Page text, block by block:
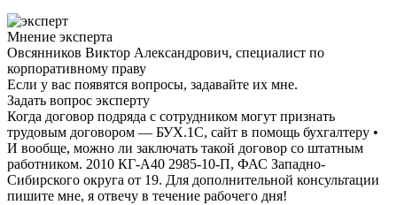
Мнение эксперта
Овсянников Виктор Александрович, специалист по
корпоративному праву
Если у вас появятся вопросы, задавайте их мне.
Задать вопрос эксперту
Когда договор подряда с сотрудником могут признать
трудовым договором — БУХ.1С, сайт в помощь бухгалтеру •
И вообще, можно ли заключать такой договор со штатным
работником. 2010 КГ-А40 2985-10-П, ФАС Западно-
Сибирского округа от 19. Для дополнительной консультации
пишите мне, я отвечу в течение рабочего дня!